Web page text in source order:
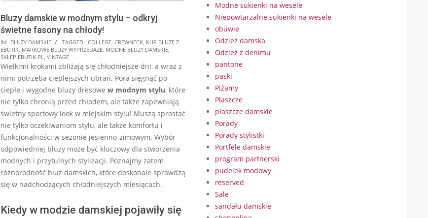
Bluzy damskie w modnym stylu – odkryj
świetne fasony na chłody!
2026-
05-
19
IN: BLUZY DAMSKIE TAGGED: COLLEGE, CREWNECK, KUP BLUZĘ Z
EBUTIK, MARKOWE BLUZY WYPRZEDAŻE, MODNE BLUZY DAMSKIE,
SKLEP EBUTIK.PL, VINTAGE
Wielkimi krokami zbliżają się chłodniejsze dni, a wraz z
nimi potrzeba cieplejszych ubrań. Pora sięgnąć po
ciepłe i wygodne bluzy dresowe w modnym stylu, które
nie tylko chronią przed chłodem, ale także zapewniają
świetny sportowy look w miejskim stylu! Muszą sprostać
nie tylko oczekiwaniom stylu, ale także komfortu i
funkcjonalności w sezonie jesienno-zimowym. Wybór
odpowiedniej bluzy może być kluczowy dla stworzenia
modnych i przytulnych stylizacji. Poznajmy zatem
różnorodność bluz damskich, które doskonale sprawdzą
się w nadchodzących chłodniejszych miesiącach.
Kiedy w modzie damskiej pojawiły się
Modne sukienki na wesele
Niepowtarzalne sukienki na wesele
obuwie
Odzież damska
Odzież z denimu
pantone
paski
Piżamy
Płaszcze
płaszcze damskie
Porady
Porady stylistki
Portfele damskie
program partnerski
pudelek modowy
reserved
Sale
sandału damskie